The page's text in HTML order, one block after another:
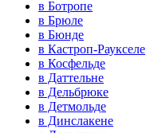
в Ботропе
в Брюле
в Бюнде
в Кастроп-Раукселе
в Косфельде
в Даттельне
в Дельбрюке
в Детмольде
в Динслакене